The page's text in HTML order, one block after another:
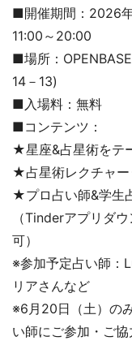
■開催期間：2026
11:00～20:00
■場所：
14－13)
■入場料：無料
■コンテンツ：
★星座&占星術をテ
★占星術レクチャー
★プロ占い師&学生
（Tinderアプリダ
可）
※参加予定占い師：
リアさんなど
※6月20日（土）の
い師にご参加・ご協